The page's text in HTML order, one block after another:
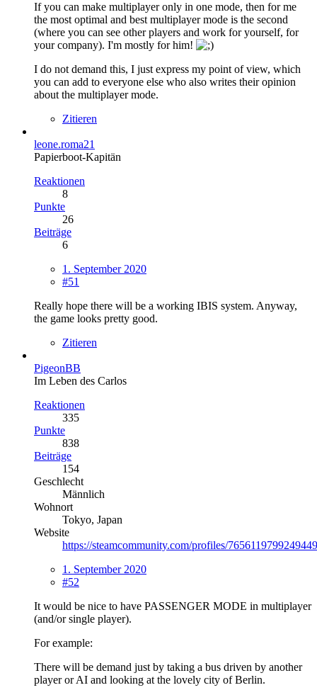
If you can make multiplayer only in one mode, then for me
the most optimal and best multiplayer mode is the second
(where you can see other players and work for yourself, for
your company). I'm mostly for him!
I do not demand this, I just express my point of view, which
you can add to everyone else who also writes their opinion
about the multiplayer mode.
Zitieren
leone.roma21
Papierboot-Kapitän
Reaktionen
8
Punkte
26
Beiträge
6
1. September 2020
#51
Really hope there will be a working IBIS system. Anyway,
the game looks pretty good.
Zitieren
PigeonBB
Im Leben des Carlos
Reaktionen
335
Punkte
838
Beiträge
154
Geschlecht
Männlich
Wohnort
Tokyo, Japan
Website
https://steamcommunity.com/profiles/
1. September 2020
#52
It would be nice to have PASSENGER MODE in multiplayer
(and/or single player).
For example:
There will be demand just by taking a bus driven by another
player or AI and looking at the lovely city of Berlin.